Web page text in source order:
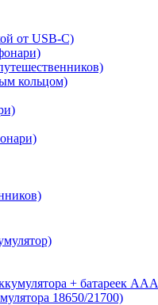
от USB-C)
кольцом)
+ батареек AAA
18650/21700)